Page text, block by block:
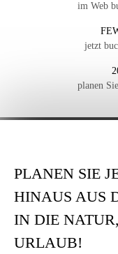
im Web
jetzt
planen
PLANEN SIE
HINAUS AUS
IN DIE
URLAUB!